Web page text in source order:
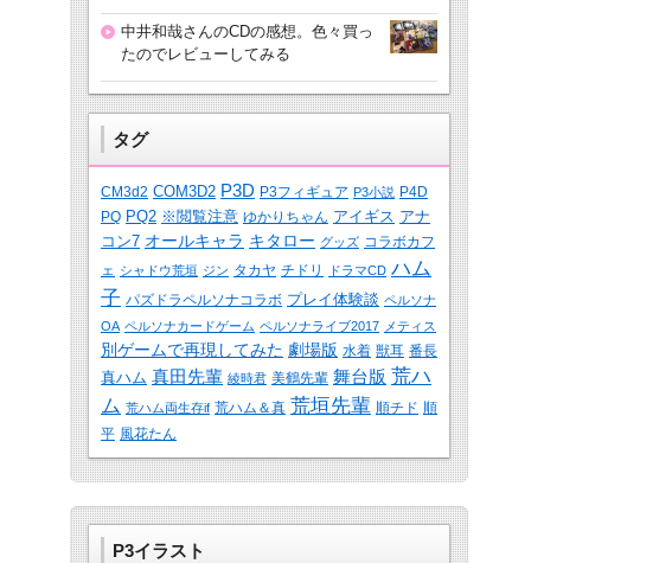
中井和哉さんのCDの感想。色々買っ
たのでレビューしてみる
タグ
CM3d2 COM3D2 P3D P3フィギュア P3小説 P4D
PQ PQ2 ※閲覧注意 ゆかりちゃん アイギス アナ
コン7 オールキャラ キタロー グッズ コラボカフ
ェ シャドウ荒垣 ジン タカヤ チドリ ドラマCD ハム
子 パズドラペルソナコラボ プレイ体験談 ペルソナ
OA ペルソナカードゲーム ペルソナライブ2017 メティス
別ゲームで再現してみた 劇場版 水着 獣耳 番長
真ハム 真田先輩 綾時君 美鶴先輩 舞台版 荒ハ
ム 荒ハム両生存if 荒ハム＆真 荒垣先輩 順チド 順
平 風花たん
P3イラスト